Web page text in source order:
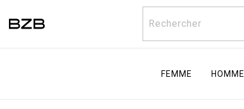
Rechercher
FEMME HOMME